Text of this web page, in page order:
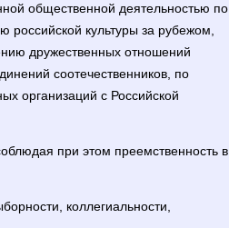
общественной деятельностью по
российской культуры за рубежом,
дружественных отношений
соотечественников, по
организаций с Российской
при этом преемственность в
коллегиальности,